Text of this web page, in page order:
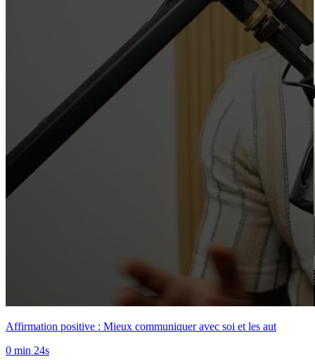
Affirmation positive : Mieux communiquer avec soi et les aut
0 min 24s